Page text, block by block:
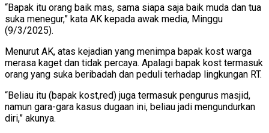
“Bapak itu orang baik mas, sama siapa saja baik muda dan tua
suka menegur,” kata AK kepada awak media, Minggu
(9/3/2025).
Menurut AK, atas kejadian yang menimpa bapak kost warga
merasa kaget dan tidak percaya. Apalagi bapak kost termasuk
orang yang suka beribadah dan peduli terhadap lingkungan RT.
“Beliau itu (bapak kost,red) juga termasuk pengurus masjid,
namun gara-gara kasus dugaan ini, beliau jadi mengundurkan
diri,” akunya.